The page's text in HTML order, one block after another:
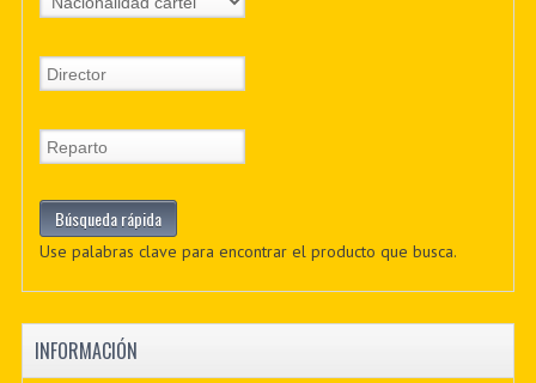
Use palabras clave para encontrar el producto que busca.
INFORMACIÓN